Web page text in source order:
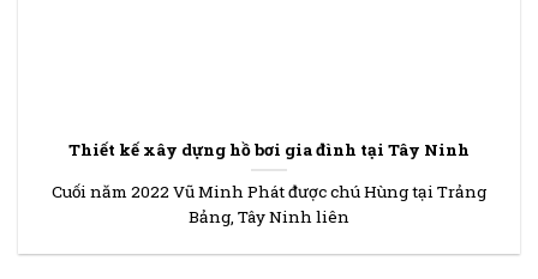
Thiết kế xây dựng hồ bơi gia đình tại Tây Ninh
Cuối năm 2022 Vũ Minh Phát được chú Hùng tại Trảng
Bảng, Tây Ninh liên